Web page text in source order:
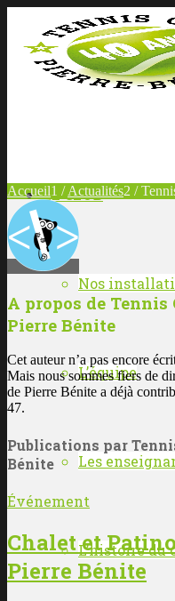
LE CLUB
Nos
L’équipe
Les
L’histoire du
Accueil1 / Actualités2 /
A propos de Tennis
Pierre Bénite
Cet auteur n’a pas encore
Mais nous sommes fiers de
de Pierre Bénite a déjà
47.
Publications par
Bénite
Événement
Chalet et
Pierre Bénite